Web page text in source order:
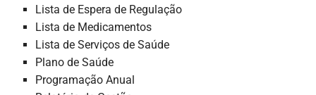
Lista de Espera de Regulação
Lista de Medicamentos
Lista de Serviços de Saúde
Plano de Saúde
Programação Anual